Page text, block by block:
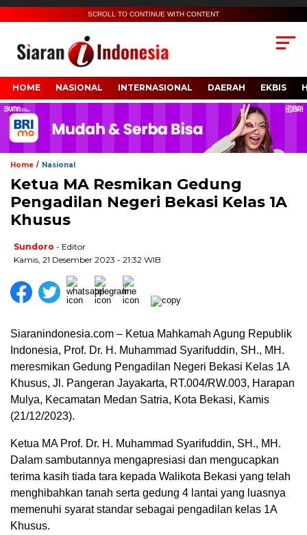
00:00
SCROLL TO CONTINUE WITH CONTENT
HOME NASIONAL INTERNASIONAL DAERAH EKBIS
Home / Nasional
Ketua MA Resmikan Gedung
Pengadilan Negeri Bekasi Kelas 1A
Khusus
Sundoro - Editor
Kamis, 21 Desember 2023 - 21:32 WIB
Siaranindonesia.com – Ketua Mahkamah Agung Republik
Indonesia, Prof. Dr. H. Muhammad Syarifuddin, SH., MH.
meresmikan Gedung Pengadilan Negeri Bekasi Kelas 1A
Khusus, Jl. Pangeran Jayakarta, RT.004/RW.003, Harapan
Mulya, Kecamatan Medan Satria, Kota Bekasi, Kamis
(21/12/2023).
Ketua MA Prof. Dr. H. Muhammad Syarifuddin, SH., MH.
Dalam sambutannya mengapresiasi dan mengucapkan
terima kasih tiada tara kepada Walikota Bekasi yang telah
menghibahkan tanah serta gedung 4 lantai yang luasnya
memenuhi syarat standar sebagai pengadilan kelas 1A
Khusus.